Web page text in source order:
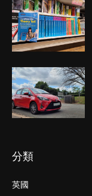
分類
英國